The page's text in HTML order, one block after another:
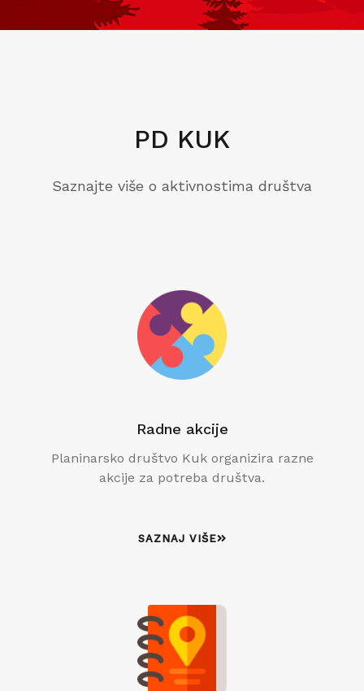
PD KUK
Saznajte više o aktivnostima društva
Radne akcije
Planinarsko društvo Kuk organizira razne
akcije za potreba društva.
SAZNAJ VIŠE